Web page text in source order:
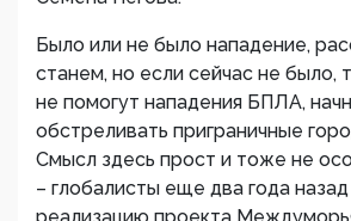
Было или не было нападение,
станем, но если сейчас не было,
не помогут нападения БПЛА,
обстреливать приграничные
Смысл здесь прост и тоже не
– глобалисты еще два года